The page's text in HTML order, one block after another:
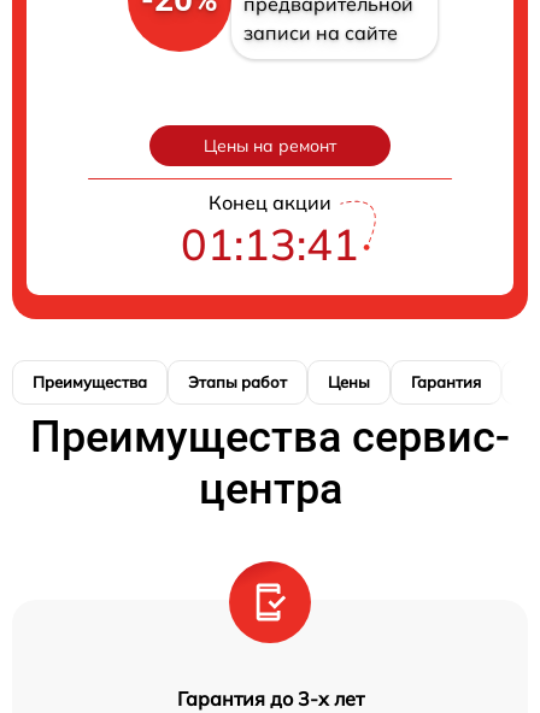
записи на сайте
Цены на ремонт
Конец акции
01:13:40
Преимущества Этапы работ Цены Гарантия
Преимущества сервис-
центра
Гарантия до 3-х лет